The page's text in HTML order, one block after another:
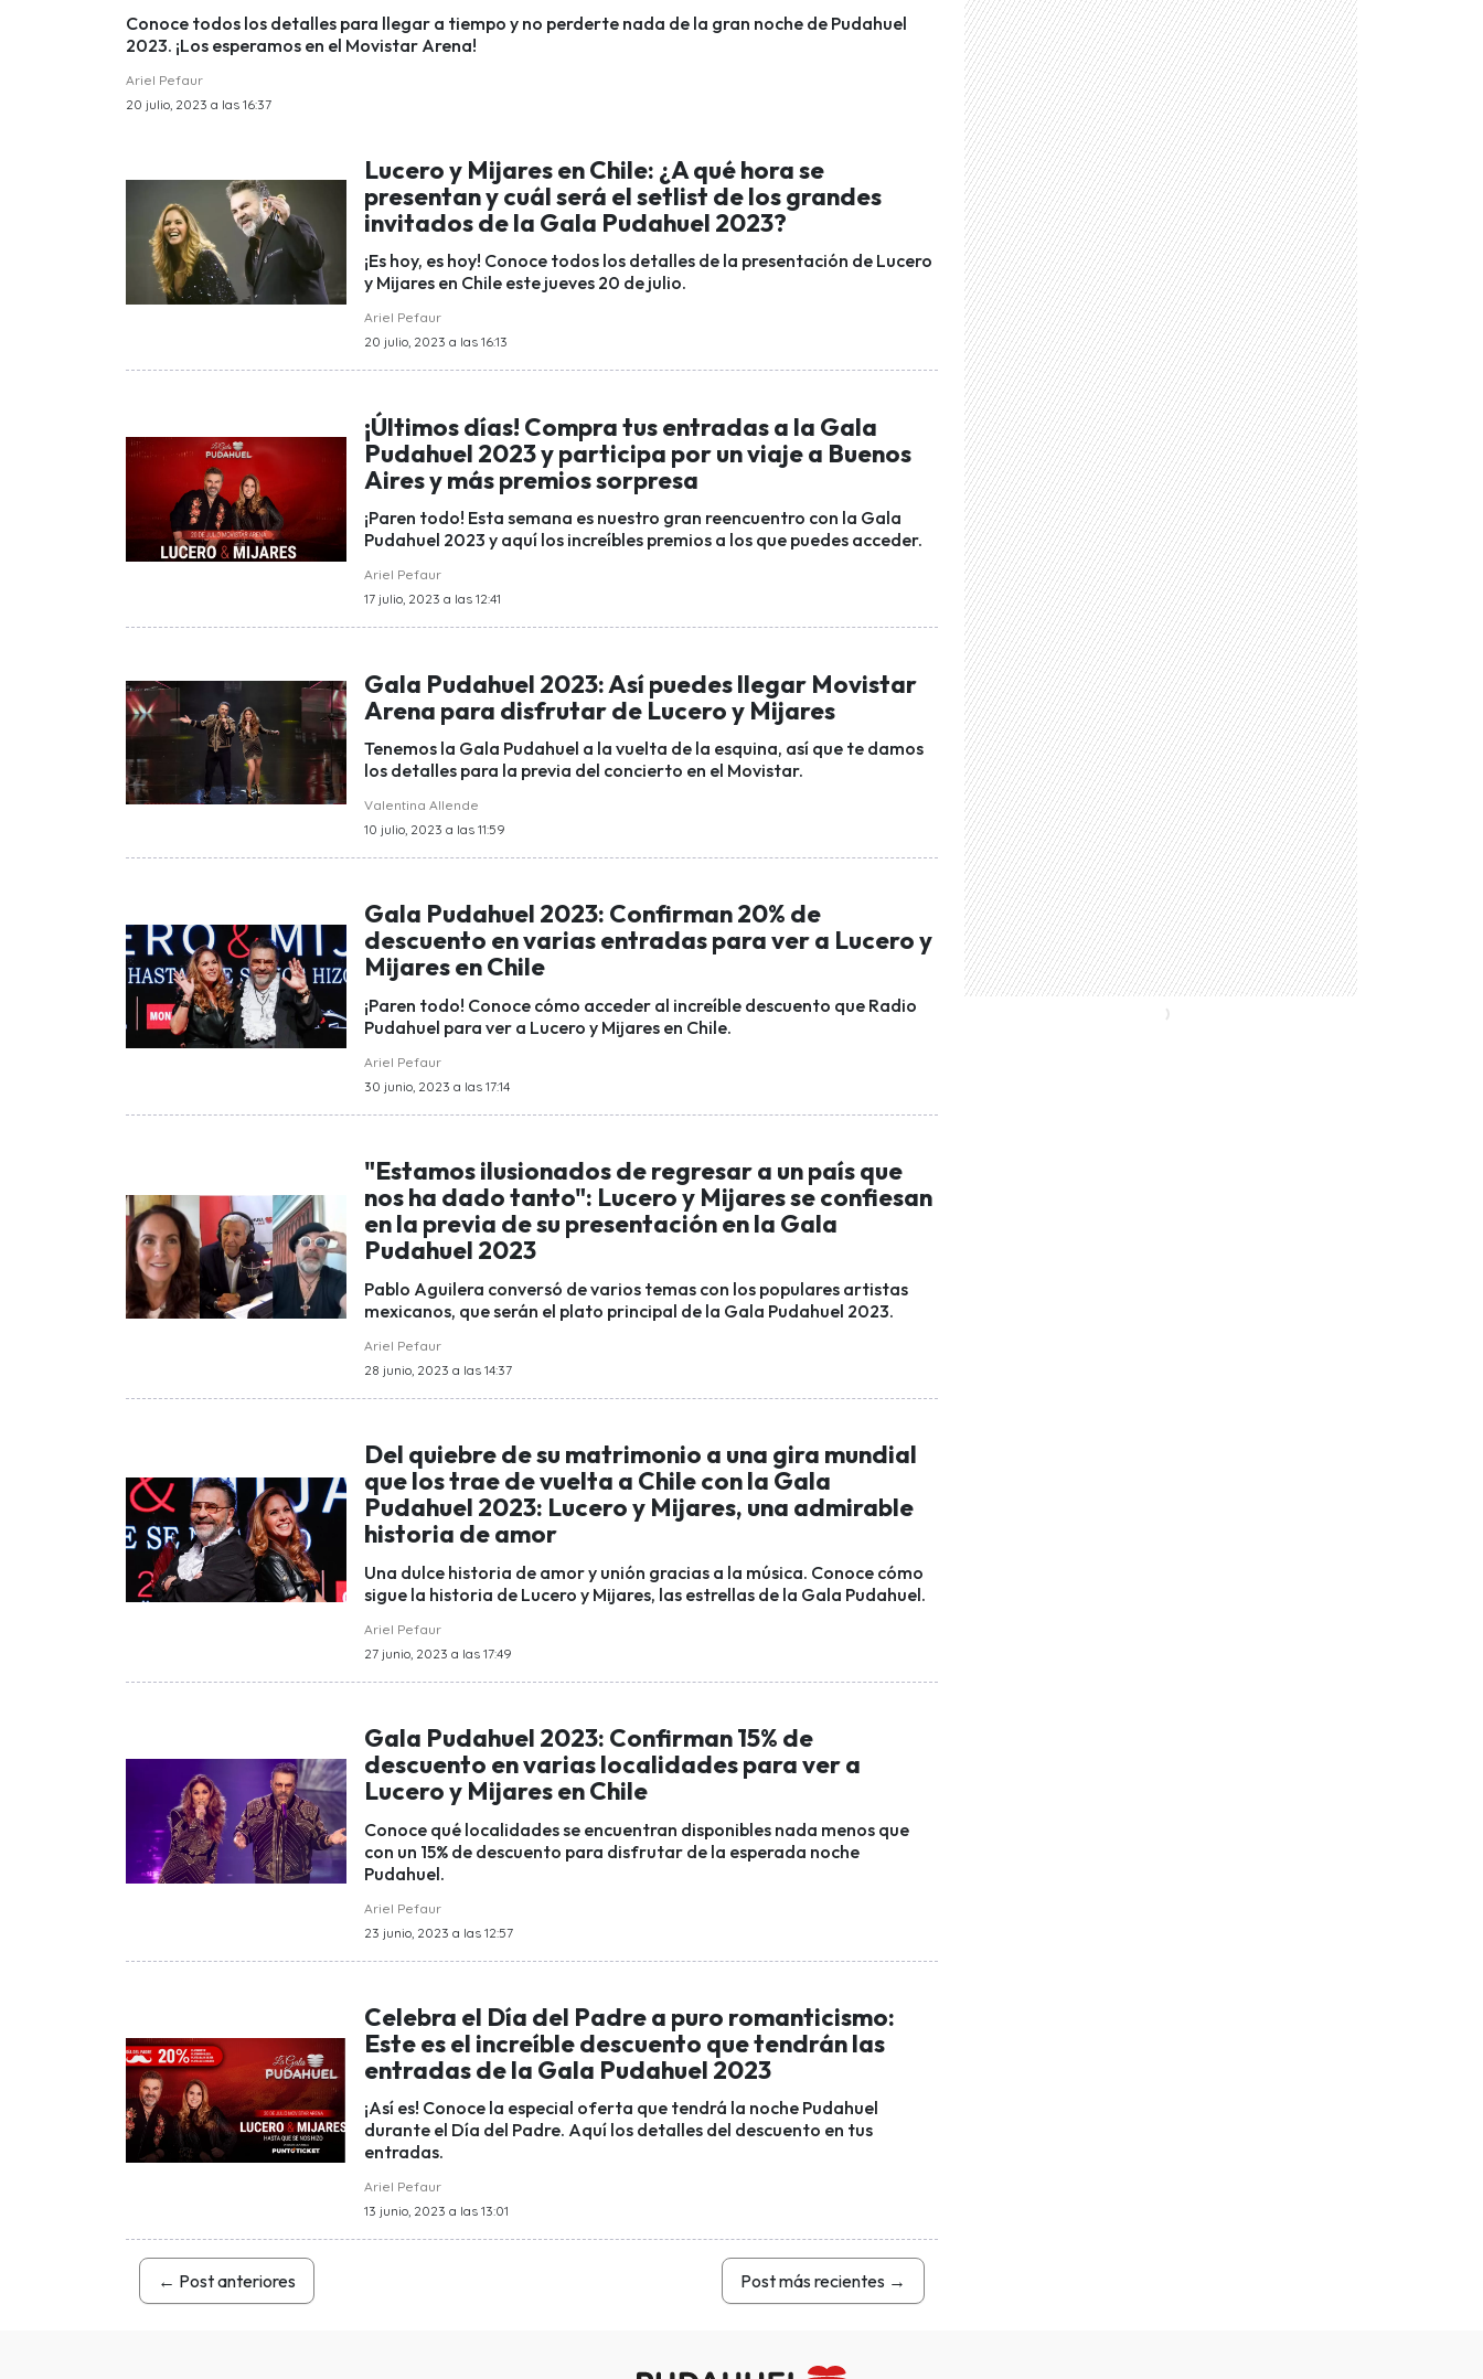
Conoce todos los detalles para llegar a tiempo y no perderte nada de la gran noche de Pudahuel
2023. ¡Los esperamos en el Movistar Arena!
Ariel Pefaur
20 julio, 2023 a las 16:37
Lucero y Mijares en Chile: ¿A qué hora se
presentan y cuál será el setlist de los grandes
invitados de la Gala Pudahuel 2023?
¡Es hoy, es hoy! Conoce todos los detalles de la presentación de Lucero
y Mijares en Chile este jueves 20 de julio.
Ariel Pefaur
20 julio, 2023 a las 16:13
¡Últimos días! Compra tus entradas a la Gala
Pudahuel 2023 y participa por un viaje a Buenos
Aires y más premios sorpresa
¡Paren todo! Esta semana es nuestro gran reencuentro con la Gala
Pudahuel 2023 y aquí los increíbles premios a los que puedes acceder.
Ariel Pefaur
17 julio, 2023 a las 12:41
Gala Pudahuel 2023: Así puedes llegar Movistar
Arena para disfrutar de Lucero y Mijares
Tenemos la Gala Pudahuel a la vuelta de la esquina, así que te damos
los detalles para la previa del concierto en el Movistar.
Valentina Allende
10 julio, 2023 a las 11:59
Gala Pudahuel 2023: Confirman 20% de
descuento en varias entradas para ver a Lucero y
Mijares en Chile
¡Paren todo! Conoce cómo acceder al increíble descuento que Radio
Pudahuel para ver a Lucero y Mijares en Chile.
Ariel Pefaur
30 junio, 2023 a las 17:14
"Estamos ilusionados de regresar a un país que
nos ha dado tanto": Lucero y Mijares se confiesan
en la previa de su presentación en la Gala
Pudahuel 2023
Pablo Aguilera conversó de varios temas con los populares artistas
mexicanos, que serán el plato principal de la Gala Pudahuel 2023.
Ariel Pefaur
28 junio, 2023 a las 14:37
Del quiebre de su matrimonio a una gira mundial
que los trae de vuelta a Chile con la Gala
Pudahuel 2023: Lucero y Mijares, una admirable
historia de amor
Una dulce historia de amor y unión gracias a la música. Conoce cómo
sigue la historia de Lucero y Mijares, las estrellas de la Gala Pudahuel.
Ariel Pefaur
27 junio, 2023 a las 17:49
Gala Pudahuel 2023: Confirman 15% de
descuento en varias localidades para ver a
Lucero y Mijares en Chile
Conoce qué localidades se encuentran disponibles nada menos que
con un 15% de descuento para disfrutar de la esperada noche
Pudahuel.
Ariel Pefaur
23 junio, 2023 a las 12:57
Celebra el Día del Padre a puro romanticismo:
Este es el increíble descuento que tendrán las
entradas de la Gala Pudahuel 2023
¡Así es! Conoce la especial oferta que tendrá la noche Pudahuel
durante el Día del Padre. Aquí los detalles del descuento en tus
entradas.
Ariel Pefaur
13 junio, 2023 a las 13:01
← Post anteriores Post más recientes →